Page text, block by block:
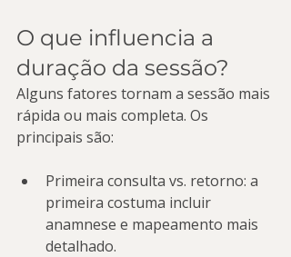
O que influencia a
duração da sessão?
Alguns fatores tornam a sessão mais
rápida ou mais completa. Os
principais são:
Primeira consulta vs. retorno: a
primeira costuma incluir
anamnese e mapeamento mais
detalhado.